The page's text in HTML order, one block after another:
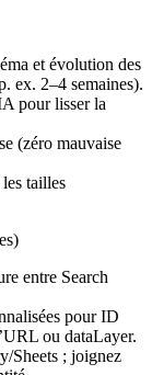
et évolution des
ex. 2–4 semaines).
pour lisser la
(zéro mauvaise
tailles
entre Search
pour ID
ou dataLayer.
Sheets ; joignez